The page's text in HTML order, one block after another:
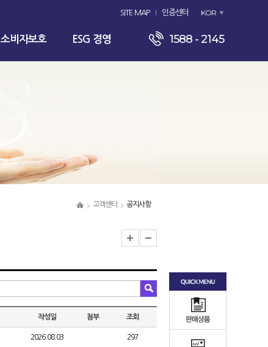
SITE MAP 인증센터 KOR
소비자보호 ESG 경영 1588 - 2145
고객센터 공지사항
작성일 첨부 조회
2026.08.03 297